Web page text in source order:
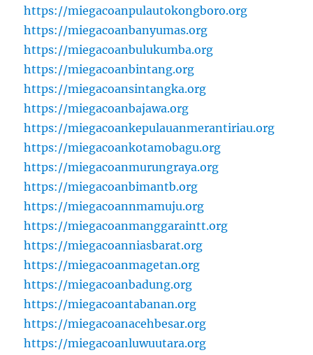
https://miegacoanpulautokongboro.org
https://miegacoanbanyumas.org
https://miegacoanbulukumba.org
https://miegacoanbintang.org
https://miegacoansintangka.org
https://miegacoanbajawa.org
https://miegacoankepulauanmerantiriau.org
https://miegacoankotamobagu.org
https://miegacoanmurungraya.org
https://miegacoanbimantb.org
https://miegacoannmamuju.org
https://miegacoanmanggaraintt.org
https://miegacoanniasbarat.org
https://miegacoanmagetan.org
https://miegacoanbadung.org
https://miegacoantabanan.org
https://miegacoanacehbesar.org
https://miegacoanluwuutara.org